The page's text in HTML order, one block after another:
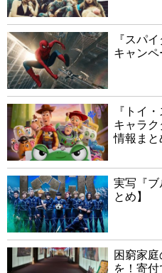
『スパ
キャン
『トイ
キャラ
情報まと
実写『
とめ】
困窮家
を！寄